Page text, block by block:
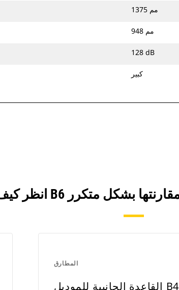
1375 مم
948 مم
128 dB
كبير
المطارق
القاعدة الجانبية للموديل B4